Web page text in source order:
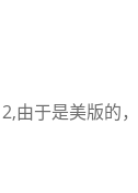
由于是美版的